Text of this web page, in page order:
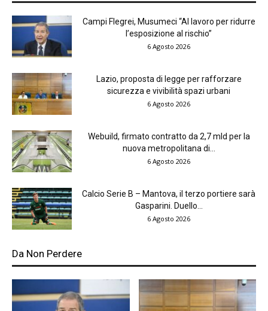
Campi Flegrei, Musumeci “Al lavoro per ridurre
l’esposizione al rischio”
6 Agosto 2026
Lazio, proposta di legge per rafforzare
sicurezza e vivibilità spazi urbani
6 Agosto 2026
Webuild, firmato contratto da 2,7 mld per la
nuova metropolitana di...
6 Agosto 2026
Calcio Serie B – Mantova, il terzo portiere sarà
Gasparini. Duello...
6 Agosto 2026
Da Non Perdere